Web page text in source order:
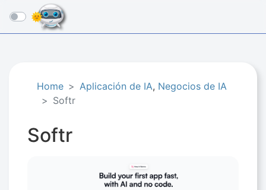
☰
Home Aplicación de IA, Negocios de IA​
Softr
Softr